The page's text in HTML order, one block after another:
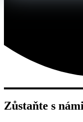
Zůstaňte s